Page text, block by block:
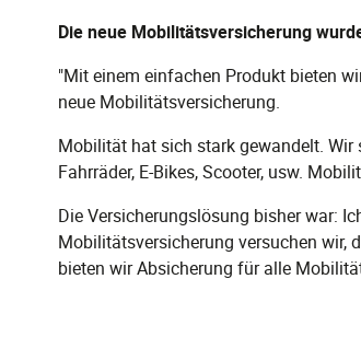
Die neue Mobilitätsversicherung
"Mit einem einfachen Produkt bieten
neue Mobilitätsversicherung.
Mobilität hat sich stark gewandelt. Wir
Fahrräder, E-Bikes, Scooter, usw.
Die Versicherungslösung bisher war:
Mobilitätsversicherung versuchen wir,
bieten wir Absicherung für alle